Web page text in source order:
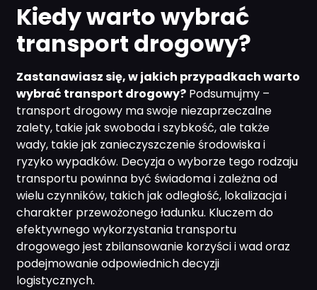
Kiedy warto wybrać
transport drogowy?
Zastanawiasz się, w jakich przypadkach warto
wybrać transport drogowy? Podsumujmy –
transport drogowy ma swoje niezaprzeczalne
zalety, takie jak swoboda i szybkość, ale także
wady, takie jak zanieczyszczenie środowiska i
ryzyko wypadków. Decyzja o wyborze tego rodzaju
transportu powinna być świadoma i zależna od
wielu czynników, takich jak odległość, lokalizacja i
charakter przewożonego ładunku. Kluczem do
efektywnego wykorzystania transportu
drogowego jest zbilansowanie korzyści i wad oraz
podejmowanie odpowiednich decyzji
logistycznych.